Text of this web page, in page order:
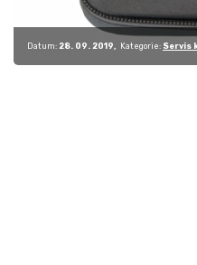
Datum: 28. 09. 2019 Kategorie: Servis